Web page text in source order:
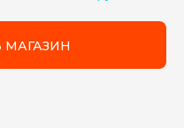
МАГАЗИН